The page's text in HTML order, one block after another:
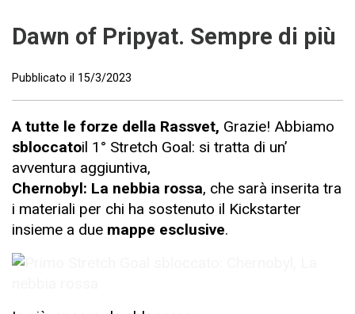
Dawn of Pripyat. Sempre di più
Pubblicato il 15/3/2023
A tutte le forze della Rassvet, Grazie! Abbiamo
sbloccatoil 1° Stretch Goal: si tratta di un’
avventura aggiuntiva,
Chernobyl: La nebbia rossa, che sarà inserita tra
i materiali per chi ha sostenuto il Kickstarter
insieme a due mappe esclusive.